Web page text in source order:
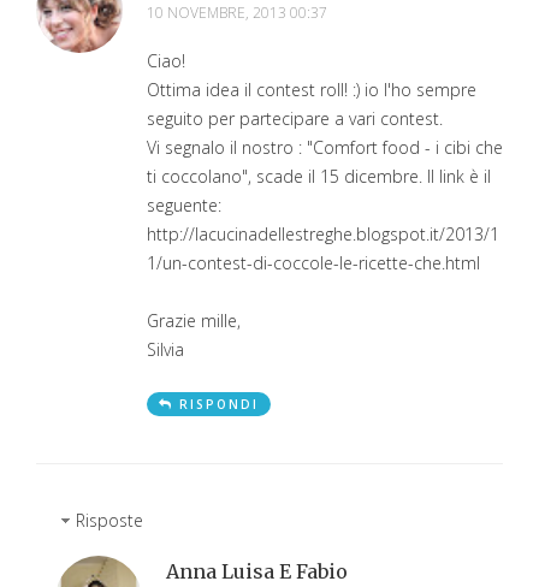
10 NOVEMBRE, 2013 00:37
Ciao!
Ottima idea il contest roll! :) io l'ho sempre
seguito per partecipare a vari contest.
Vi segnalo il nostro : "Comfort food - i cibi che
ti coccolano", scade il 15 dicembre. Il link è il
seguente:
http://lacucinadellestreghe.blogspot.it/2013/1
1/un-contest-di-coccole-le-ricette-che.html
Grazie mille,
Silvia
RISPONDI
Risposte
Anna Luisa E Fabio